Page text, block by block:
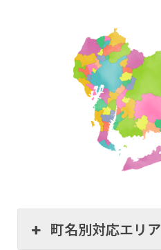
町名別対応エリア